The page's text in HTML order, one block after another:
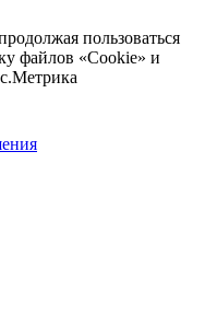
пользоваться
файлов «Cookie» и